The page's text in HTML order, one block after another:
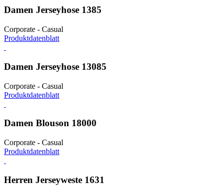
Damen Jerseyhose 1385
Corporate - Casual
Produktdatenblatt
Damen Jerseyhose 13085
Corporate - Casual
Produktdatenblatt
Damen Blouson 18000
Corporate - Casual
Produktdatenblatt
Herren Jerseyweste 1631